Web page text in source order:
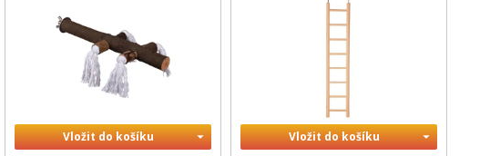
Vložit do košíku Vložit do košíku